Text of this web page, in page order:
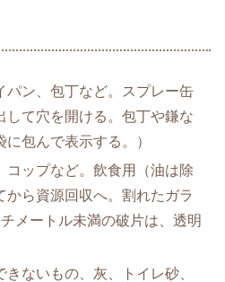
パン、包丁など。スプレー缶
して穴を開ける。包丁や鎌な
包んで表示する。）
コップなど。飲食用（油は除
から資源回収へ。割れたガラ
メートル未満の破片は、透明
ないもの、灰、トイレ砂、